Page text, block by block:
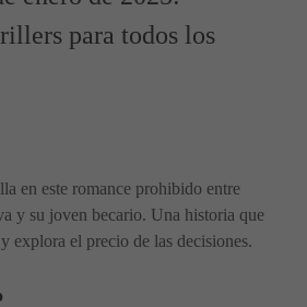
para todos los
en este romance prohibido entre
y su joven becario. Una historia que
explora el precio de las decisiones.